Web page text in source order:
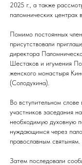
2025 г., а также
паломнических центрах
Помимо постоянных
присутствовали
директора
Шестаков и игумения
женского монастыря
(Солодухина).
Во вступительном
участников заседания
необходимую духовную
нуждающимся через
православным святыням.
Затем последовали